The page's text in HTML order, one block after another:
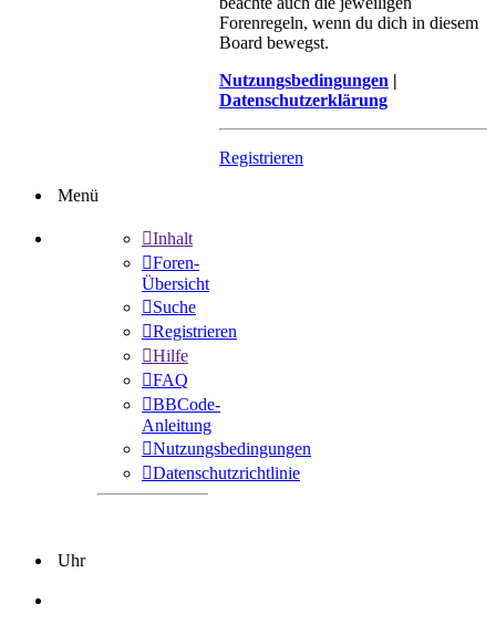
Forenregeln, wenn du dich in diesem
Board bewegst.
Nutzungsbedingungen |
Datenschutzerklärung
Registrieren
Menü
Inhalt
Foren-
Übersicht
Suche
Registrieren
Hilfe
FAQ
BBCode-
Anleitung
Nutzungsbedingungen
Datenschutzrichtlinie
Uhr